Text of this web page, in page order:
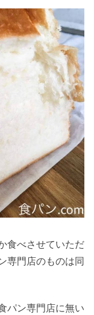
食べさせていただ
専門店のものは同
パン専門店に無い